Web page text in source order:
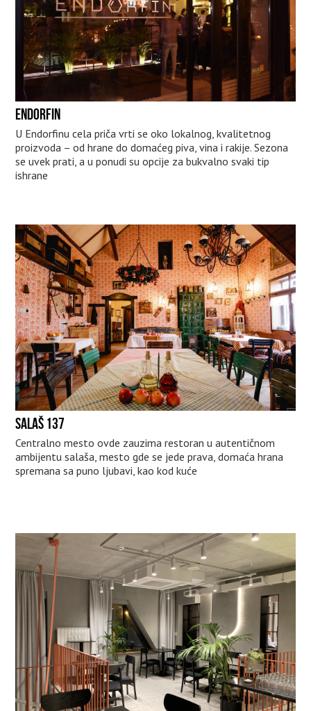
ENDORFIN
U Endorfinu cela priča vrti se oko lokalnog, kvalitetnog
proizvoda – od hrane do domaćeg piva, vina i rakije. Sezona
se uvek prati, a u ponudi su opcije za bukvalno svaki tip
ishrane
SALAŠ 137
Centralno mesto ovde zauzima restoran u autentičnom
ambijentu salaša, mesto gde se jede prava, domaća hrana
spremana sa puno ljubavi, kao kod kuće